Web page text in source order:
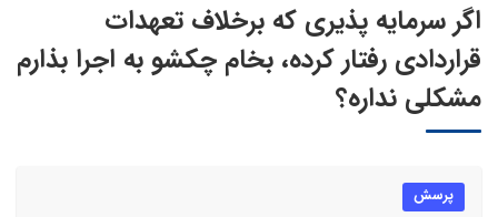
اگر سرمایه پذیری که برخلاف تعهدات
قراردادی رفتار کرده، بخام چکشو به اجرا بذارم
مشکلی نداره؟
پرسش